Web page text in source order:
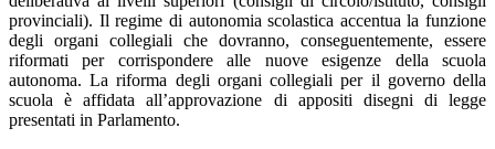
provinciali). Il regime di autonomia scolastica accentua la funzione
degli organi collegiali che dovranno, conseguentemente, essere
riformati per corrispondere alle nuove esigenze della scuola
autonoma. La riforma degli organi collegiali per il governo della
scuola è affidata all’approvazione di appositi disegni di legge
presentati in Parlamento.